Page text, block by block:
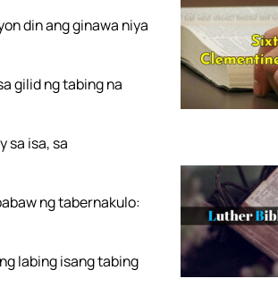
din ang ginawa niya
gilid ng tabing na
sa isa, sa
ng tabernakulo:
labing isang tabing